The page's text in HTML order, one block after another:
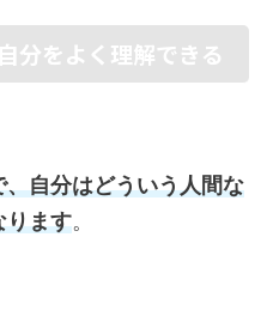
分をよく理解できる
自分はどういう人間な
ります。